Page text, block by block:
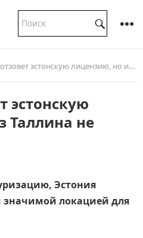
эстонскую лицензию, но из Таллина не уедет
эстонскую
Таллина не
Эстония
значимой локацией для